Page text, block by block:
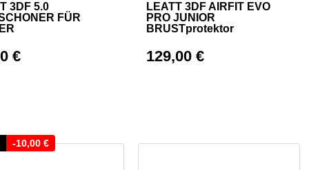
€
3DF 5.0
FÜR
€
LEATT 3DF AIRFIT EVO
PRO JUNIOR
BRUSTprotektor
129,00€
-10,00 €